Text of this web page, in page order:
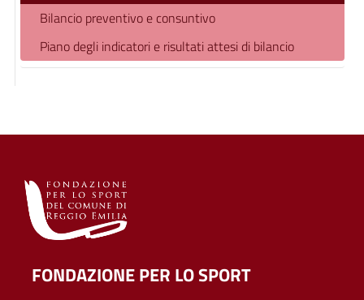
Bilancio preventivo e consuntivo
Piano degli indicatori e risultati attesi di bilancio
FONDAZIONE PER LO SPORT